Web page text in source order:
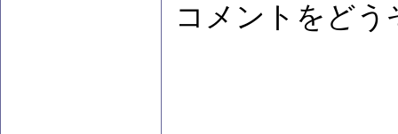
コメントをどう